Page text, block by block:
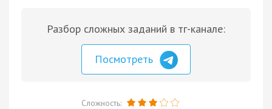
Разбор сложных заданий в тг-канале:
Посмотреть
Сложность: